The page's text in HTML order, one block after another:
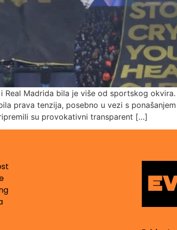
Real Madrida bila je više od sportskog
prava tenzija, posebno u vezi s
su provokativni transparent […]